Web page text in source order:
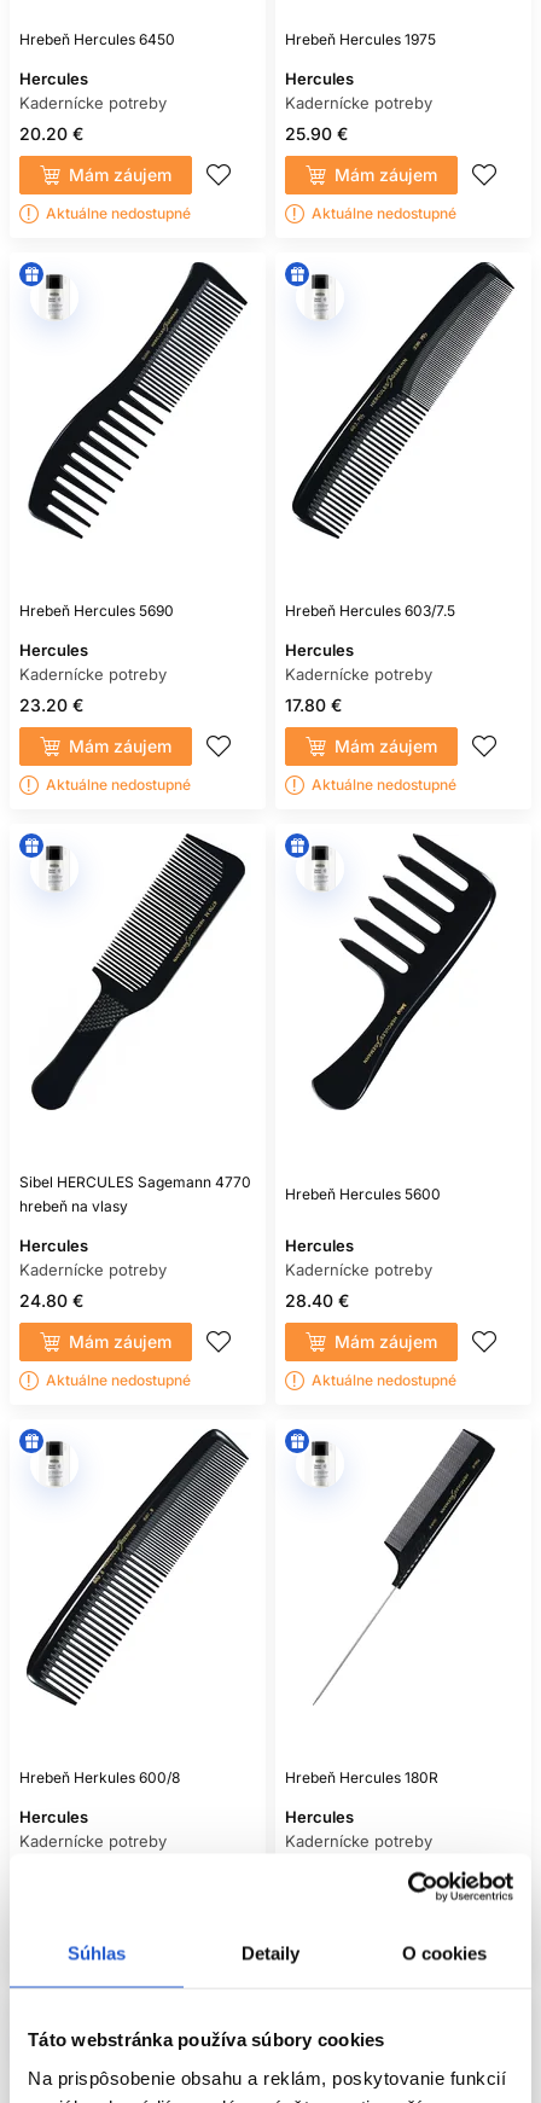
Súhlas Detaily O cookies
Táto webstránka používa súbory cookies
Na prispôsobenie obsahu a reklám, poskytovanie funkcií
Hrebeň Hercules 6450
Hercules
Kadernícke potreby
20.20 €
Mám záujem
Aktuálne nedostupné
Hrebeň Hercules 1975
Hercules
Kadernícke potreby
25.90 €
Mám záujem
Aktuálne nedostupné
Hrebeň Hercules 5690
Hercules
Kadernícke potreby
23.20 €
Mám záujem
Aktuálne nedostupné
Hrebeň Hercules 603/7.5
Hercules
Kadernícke potreby
17.80 €
Mám záujem
Aktuálne nedostupné
Sibel HERCULES Sagemann 4770
hrebeň na vlasy
Hercules
Kadernícke potreby
24.80 €
Mám záujem
Aktuálne nedostupné
Hrebeň Hercules 5600
Hercules
Kadernícke potreby
28.40 €
Mám záujem
Aktuálne nedostupné
Hrebeň Herkules 600/8
Hercules
Kadernícke potreby
Aktuálne nedostupné
Hrebeň Hercules 180R
Hercules
Kadernícke potreby
Aktuálne nedostupné